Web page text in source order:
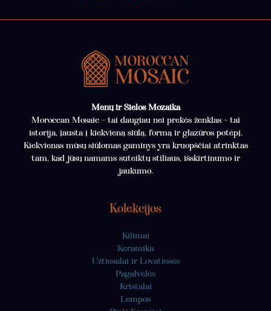
Menų ir Sielos Mozaika
Moroccan Mosaic – tai daugiau nei prekės ženklas – tai
istorija, įausta į kiekvieną siūlą, formą ir glazūros potėpį.
Kiekvienas mūsų siūlomas gaminys yra kruopščiai atrinktas
tam, kad jūsų namams suteiktų stiliaus, išskirtinumo ir
jaukumo.
Kolekcijos
Kilimai
Keramika
Užtiesalai ir Lovatiesės
Pagalvėlės
Kristalai
Lempos